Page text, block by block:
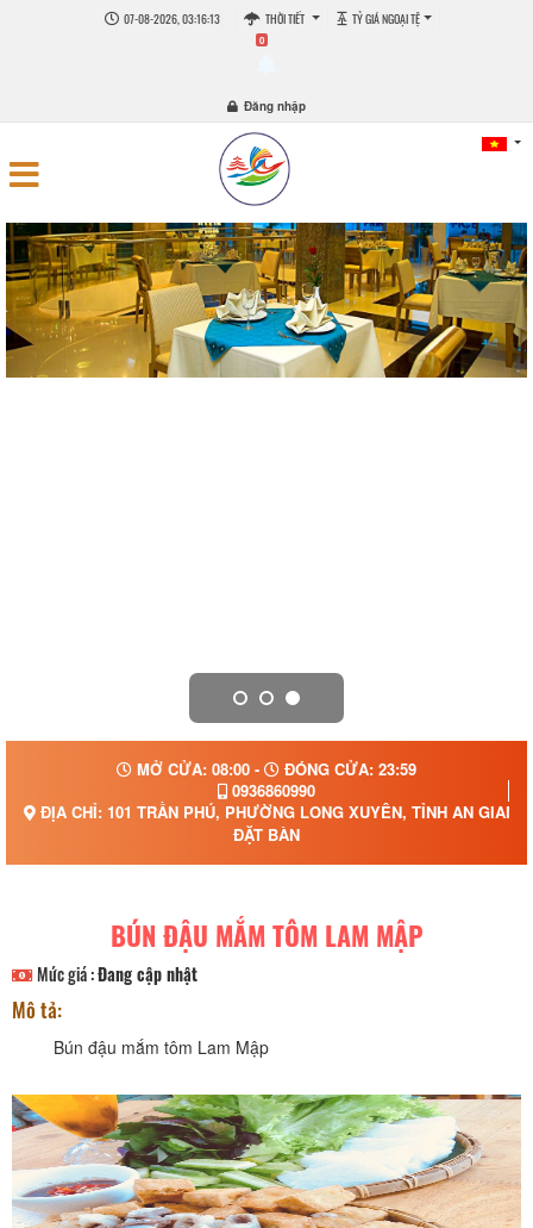
07-08-2026, 03:16:13 THỜI TIẾT TỶ GIÁ NGOẠI TỆ
0
Đăng nhập
MỞ CỬA: 08:00 -
ĐÓNG CỬA: 23:59
0936860990
ĐỊA CHỈ: 101 TRẦN PHÚ, PHƯỜNG LONG XUYÊN, TỈNH AN GIANG
ĐẶT BÀN
BÚN ĐẬU MẮM TÔM LAM MẬP
Mức giá :Đang cập nhật
Mô tả:
Bún đậu mắm tôm Lam Mập